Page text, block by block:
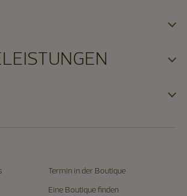
Termin in der Boutique
Eine Boutique finden